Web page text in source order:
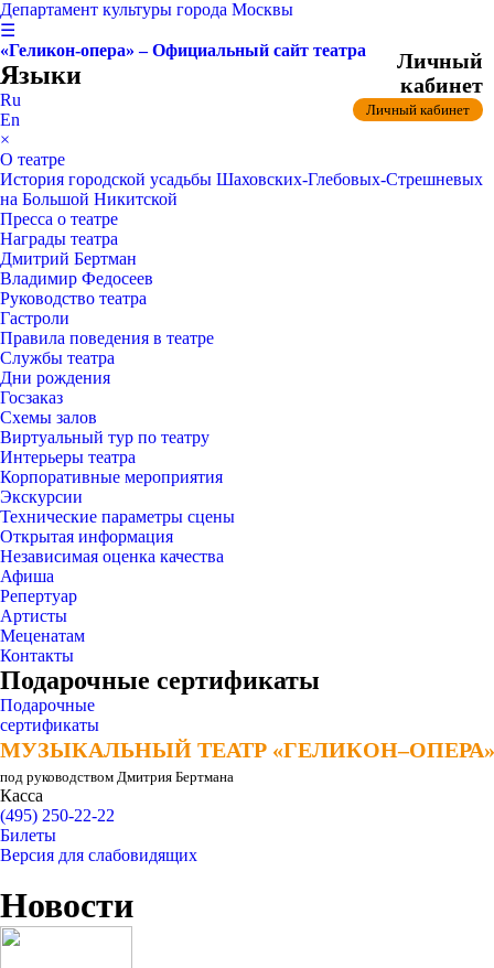
Департамент культуры города Москвы
☰
«Геликон-опера» – Официальный сайт театра
Языки
Ru
En
×
О театре
История городской усадьбы Шаховских-Глебовых-Стрешневых
на Большой Никитской
Пресса о театре
Награды театра
Дмитрий Бертман
Владимир Федосеев
Руководство театра
Гастроли
Правила поведения в театре
Службы театра
Дни рождения
Госзаказ
Схемы залов
Виртуальный тур по театру
Интерьеры театра
Корпоративные мероприятия
Экскурсии
Технические параметры сцены
Открытая информация
Независимая оценка качества
Афиша
Репертуар
Артисты
Меценатам
Контакты
Подарочные сертификаты
Подарочные
сертификаты
МУЗЫКАЛЬНЫЙ ТЕАТР «ГЕЛИКОН–ОПЕРА»
МУЗЫКАЛЬНЫЙ ТЕАТР «ГЕЛИКОН–ОПЕРА»
под руководством Дмитрия Бертмана
Касса
(495) 250-22-22
Личный
кабинет
Личный кабинет
Билеты
Версия для слабовидящих
Новости